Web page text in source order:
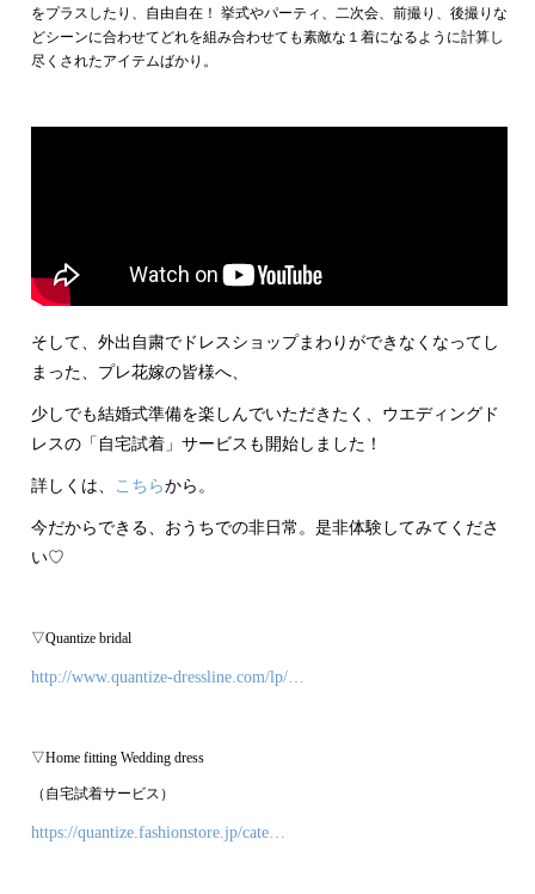
をプラスしたり、自由自在！ 挙式やパーティ、二次会、前撮り、後撮りな
どシーンに合わせてどれを組み合わせても素敵な１着になるように計算し
尽くされたアイテムばかり。
そして、外出自粛でドレスショップまわりができなくなってし
まった、プレ花嫁の皆様へ、
少しでも結婚式準備を楽しんでいただきたく、ウエディングド
レスの「自宅試着」サービスも開始しました！
詳しくは、 こちらから。
今だからできる、おうちでの非日常。是非体験してみてくださ
い♡
▽Quantize bridal
http://www.quantize-dressline.com/lp/…
▽Home fitting Wedding dress
（自宅試着サービス）
https://quantize.fashionstore.jp/cate…